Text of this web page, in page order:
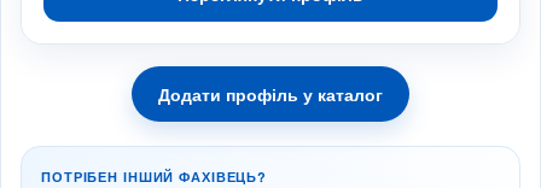
Додати профіль у каталог
ПОТРІБЕН ІНШИЙ ФАХІВЕЦЬ?